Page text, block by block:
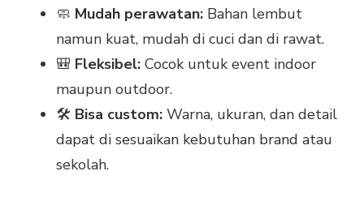
🧼 Mudah perawatan: Bahan lembut
namun kuat, mudah di cuci dan di rawat.
🎒 Fleksibel: Cocok untuk event indoor
maupun outdoor.
🛠️ Bisa custom: Warna, ukuran, dan detail
dapat di sesuaikan kebutuhan brand atau
sekolah.